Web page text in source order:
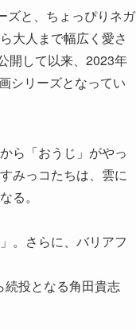
ズと、ちょっぴりネガ
⼤⼈まで幅広く愛さ
開して以来、2023年
シリーズとなってい
ら「おうじ」がやっ
みっコたちは、雲に
る。
。さらに、バリアフ
続投となる角田貴志